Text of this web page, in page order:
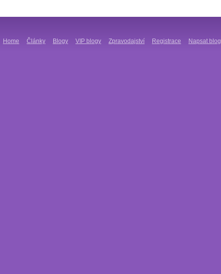
Home Články Blogy VIP blogy Zpravodajství Registrace Napsat blog